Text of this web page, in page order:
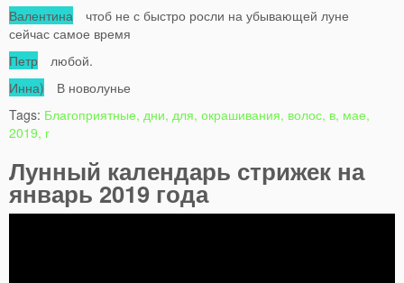
Валентина чтоб не с быстро росли на убывающей луне
сейчас самое время
Петр любой.
Инна) В новолунье
Tags: Благоприятные, дни, для, окрашивания, волос, в, мае,
2019, г
Лунный календарь стрижек на
январь 2019 года